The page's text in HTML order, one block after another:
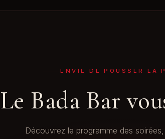
ENVIE DE POUSSER LA
Le Bada Bar
Découvrez le programme des